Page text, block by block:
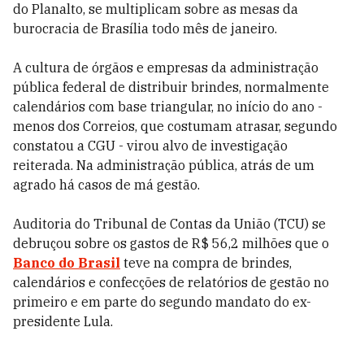
do Planalto, se multiplicam sobre as mesas da
burocracia de Brasília todo mês de janeiro.
A cultura de órgãos e empresas da administração
pública federal de distribuir brindes, normalmente
calendários com base triangular, no início do ano -
menos dos Correios, que costumam atrasar, segundo
constatou a CGU - virou alvo de investigação
reiterada. Na administração pública, atrás de um
agrado há casos de má gestão.
Auditoria do Tribunal de Contas da União (TCU) se
debruçou sobre os gastos de R$ 56,2 milhões que o
Banco do Brasil teve na compra de brindes,
calendários e confecções de relatórios de gestão no
primeiro e em parte do segundo mandato do ex-
presidente Lula.